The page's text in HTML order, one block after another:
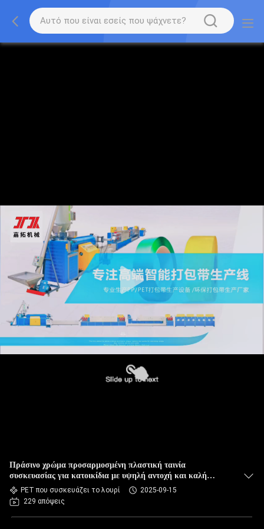
Πράσινο χρώμα προσαρμοσμένη πλαστική ταινία
συσκευασίας για κατοικίδια με υψηλή αντοχή και καλή
ευελιξία
PET που συσκευάζει το λουρί
2025-09-15
229 απόψεις